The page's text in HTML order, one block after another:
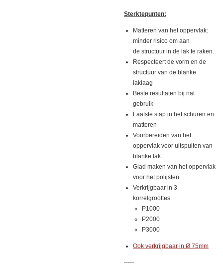
Sterktepunten:
Matteren van het oppervlak:
minder risico om aan
de structuur in de lak te raken.
Respecteert de vorm en de
structuur van de blanke
laklaag
Beste resultaten bij nat
gebruik
Laatste stap in het schuren en
matteren
Voorbereiden van het
oppervlak voor uitspuiten van
blanke lak..
Glad maken van het oppervlak
voor het polijsten
Verkrijgbaar in 3
korrelgroottes:
P1000
P2000
P3000
Ook verkrijgbaar in Ø 75mm
-----